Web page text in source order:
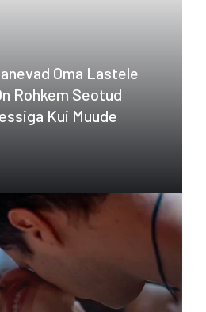
Oma Lastele
Rohkem Seotud
Kui Muude